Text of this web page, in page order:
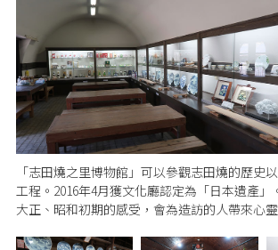
「志田燒之里博物館」可以參觀志田燒的歷史
工程。2016年4月獲文化廳認定為「日本遺產」
大正、昭和初期的感受，會為造訪的人帶來心